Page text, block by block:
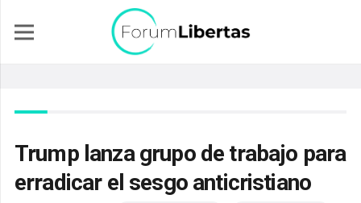
Trump lanza grupo de trabajo para
erradicar el sesgo anticristiano